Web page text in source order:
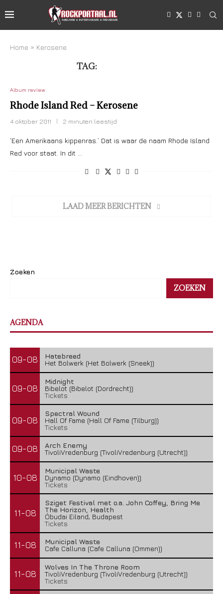
Home » Kerosene
TAG:
Album review
Rhode Island Red – Kerosene
4 oktober 2011 2 minuten leestijd
‘Een Amerikaans kippenras.’ Dat is waar de naam Rhode Island
Red voor staat. In dit …
LAAD MEER BERICHTEN
Zoeken
ZOEKEN
AGENDA
09-08
Hatebreed
Het Bolwerk (Het Bolwerk (Sneek))
09-08
Midnight
Bibelot (Bibelot (Dordrecht))
Tickets
09-08
Spectral Wound
Hall Of Fame (Hall Of Fame (Tilburg))
Tickets
09-08
Arch Enemy
TivoliVredenburg (TivoliVredenburg (Utrecht))
10-08
Municipal Waste
Dynamo (Dynamo (Eindhoven))
Tickets
11-08
Sziget Festival met o.a. John Coffey, Bring Me
The Horizon, Health
Óbudai Eiland, Budapest
Tickets
11-08
Municipal Waste
Cafe Calluna (Cafe Calluna (Ommen))
11-08
Wolves In The Throne Room
TivoliVredenburg (TivoliVredenburg (Utrecht))
Tickets